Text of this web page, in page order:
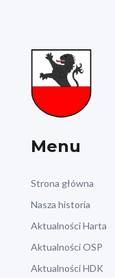
Menu
Strona główna
Nasza historia
Aktualności Harta
Aktualności OSP
Aktualności HDK